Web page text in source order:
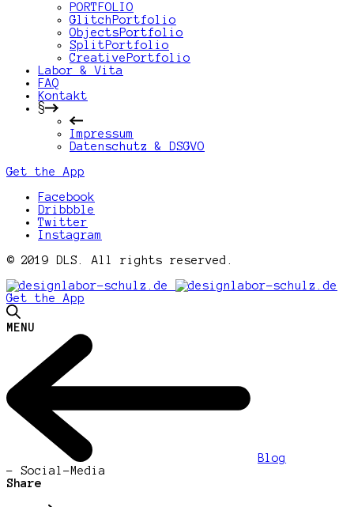
PORTFOLIO
GlitchPortfolio
ObjectsPortfolio
SplitPortfolio
CreativePortfolio
Labor & Vita
FAQ
Kontakt
§
Impressum
Datenschutz & DSGVO
Get the App
Facebook
Dribbble
Twitter
Instagram
© 2019 DLS. All rights reserved.
Get the App
MENU
Blog
- Social-Media
Share